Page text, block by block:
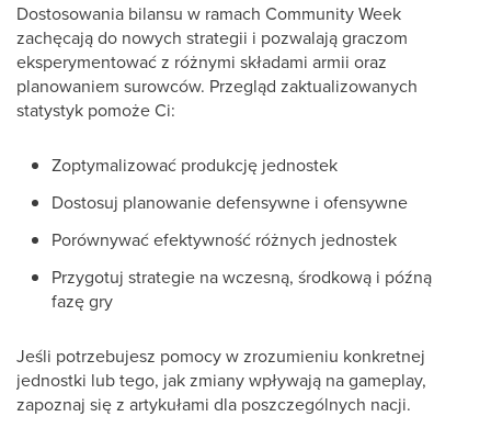
Dostosowania bilansu w ramach Community Week
zachęcają do nowych strategii i pozwalają graczom
eksperymentować z różnymi składami armii oraz
planowaniem surowców. Przegląd zaktualizowanych
statystyk pomoże Ci:
Zoptymalizować produkcję jednostek
Dostosuj planowanie defensywne i ofensywne
Porównywać efektywność różnych jednostek
Przygotuj strategie na wczesną, środkową i późną
fazę gry
Jeśli potrzebujesz pomocy w zrozumieniu konkretnej
jednostki lub tego, jak zmiany wpływają na gameplay,
zapoznaj się z artykułami dla poszczególnych nacji.